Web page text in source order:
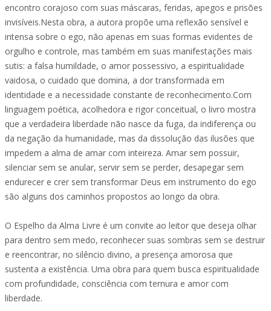
encontro corajoso com suas máscaras, feridas, apegos e prisões
invisíveis.Nesta obra, a autora propõe uma reflexão sensível e
intensa sobre o ego, não apenas em suas formas evidentes de
orgulho e controle, mas também em suas manifestações mais
sutis: a falsa humildade, o amor possessivo, a espiritualidade
vaidosa, o cuidado que domina, a dor transformada em
identidade e a necessidade constante de reconhecimento.Com
linguagem poética, acolhedora e rigor conceitual, o livro mostra
que a verdadeira liberdade não nasce da fuga, da indiferença ou
da negação da humanidade, mas da dissolução das ilusões que
impedem a alma de amar com inteireza. Amar sem possuir,
silenciar sem se anular, servir sem se perder, desapegar sem
endurecer e crer sem transformar Deus em instrumento do ego
são alguns dos caminhos propostos ao longo da obra.
O Espelho da Alma Livre é um convite ao leitor que deseja olhar
para dentro sem medo, reconhecer suas sombras sem se destruir
e reencontrar, no silêncio divino, a presença amorosa que
sustenta a existência. Uma obra para quem busca espiritualidade
com profundidade, consciência com ternura e amor com
liberdade.